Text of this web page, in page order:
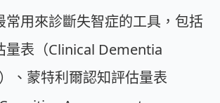
常用來診斷失智症的工具，包括
量表（Clinical Dementia
、蒙特利爾認知評估量表